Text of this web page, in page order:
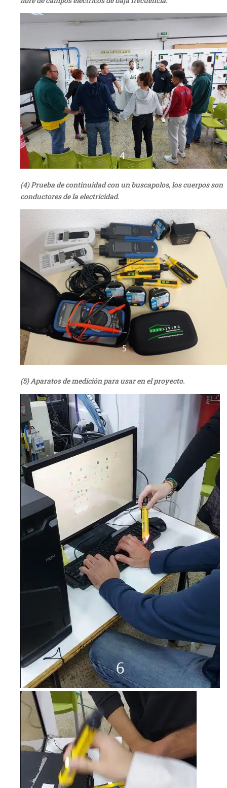
(4) Prueba de continuidad con un buscapolos, los cuerpos son
conductores de la electricidad.
(5) Aparatos de medición para usar en el proyecto.